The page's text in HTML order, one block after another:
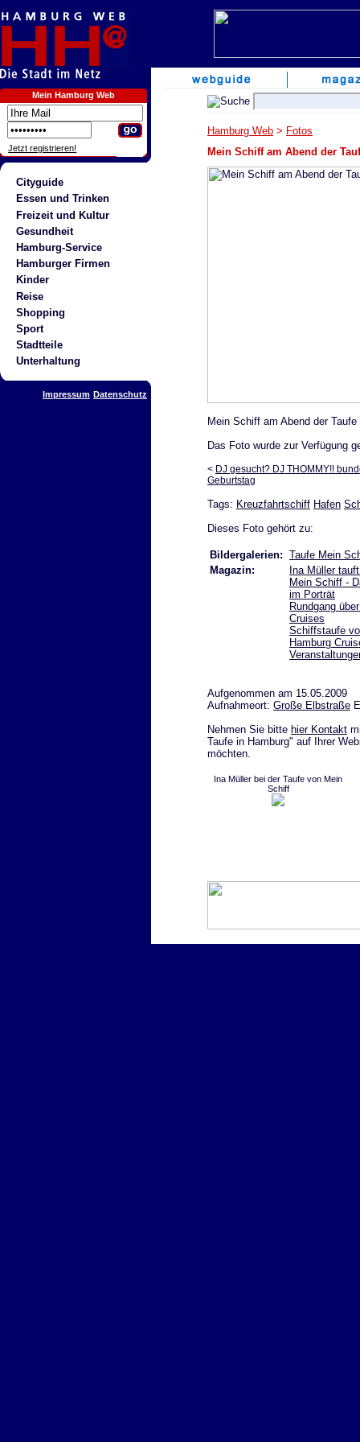
Mein Hamburg Web
Jetzt registrieren!
Cityguide
Essen und Trinken
Freizeit und Kultur
Gesundheit
Hamburg-Service
Hamburger Firmen
Kinder
Reise
Shopping
Sport
Stadtteile
Unterhaltung
Impressum Datenschutz
Hamburg Web > Fotos
Mein Schiff am Abend der
Mein Schiff am Abend der Taufe
Das Foto wurde zur Verfügung
< DJ gesucht? DJ THOMMY!!
Geburtstag
Tags: Kreuzfahrtschiff Hafen
Dieses Foto gehört zu:
Bildergalerien: Taufe Mein
Magazin:
Ina Müller
Mein Schiff -
im Porträt
Rundgang
Cruises
Schiffstaufe
Hamburg
Aufgenommen am 15.05.2009
Aufnahmeort: Große Elbstraße
Nehmen Sie bitte hier Kontakt
Taufe in Hamburg" auf Ihrer
möchten.
Ina Müller bei der Taufe von Mein
Schiff